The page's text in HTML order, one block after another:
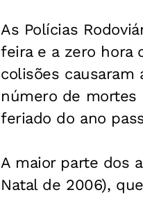
As Polícias
feira e a zero hora
colisões causaram
número de mortes
feriado do ano
A maior parte dos
Natal de 2006),